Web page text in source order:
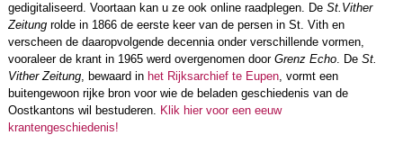
gedigitaliseerd. Voortaan kan u ze ook online raadplegen. De St.Vither
Zeitungrolde in 1866 de eerste keer van de persen in St. Vith en
verscheen de daaropvolgende decennia onder verschillende vormen,
vooraleer de krant in 1965 werd overgenomen door Grenz Echo. De St.
Vither Zeitung, bewaard in het Rijksarchief te Eupen, vormt een
buitengewoon rijke bron voor wie de beladen geschiedenis van de
Oostkantons wil bestuderen. Klik hier voor een eeuw
krantengeschiedenis!